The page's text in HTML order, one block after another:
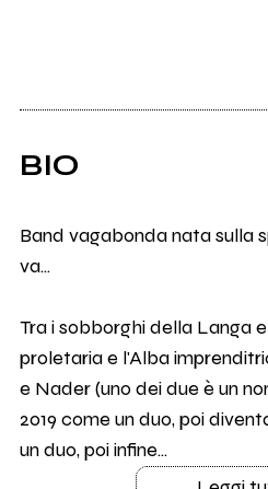
BIO
Band vagabonda nata sulla
va...
Tra i sobborghi della Langa
proletaria e l'Alba
e Nader (uno dei due è un
2019 come un duo, poi
un duo, poi infine...